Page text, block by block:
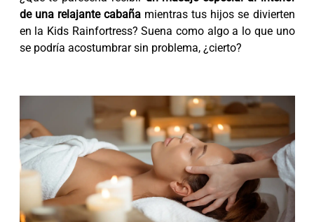
de una relajante cabañamientras tus hijos se divierten
en la Kids Rainfortress? Suena como algo a lo que uno
se podría acostumbrar sin problema, ¿cierto?